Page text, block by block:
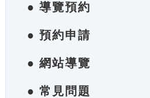
● 導覽預約
● 預約申請
● 網站導覽
● 常見問題